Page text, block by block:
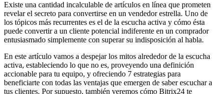
Existe una cantidad incalculable de artículos en línea que prometen
revelar el secreto para convertirse en un vendedor estrella. Uno de
los tópicos más recurrentes es el de la escucha activa y cómo ésta
puede convertir a un cliente potencial indiferente en un comprador
entusiasmado simplemente con superar su indisposición al habla.
En este artículo vamos a despejar los mitos alrededor de la escucha
activa, estableciendo lo que no es, proveyendo una definición
accionable para tu equipo, y ofreciendo 7 estrategias para
beneficiarte con todas las ventajas que emergen de saber escuchar a
tus clientes. Por supuesto, también veremos cómo Bitrix24 te